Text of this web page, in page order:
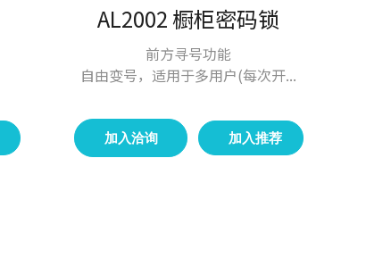
AL2002 橱柜密码锁
前方寻号功能
自由变号，适用于多用户(每次开...
加入洽询 加入推荐